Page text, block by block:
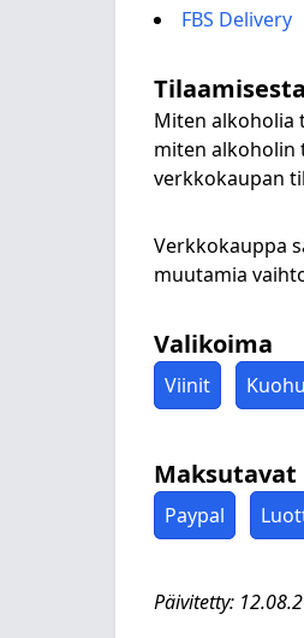
FBS Delivery
Miten alkoholia
miten alkoholin
verkkokaupan
Verkkokauppa
muutamia
Valikoima
Viinit
Maksutavat
Paypal
Päivitetty: